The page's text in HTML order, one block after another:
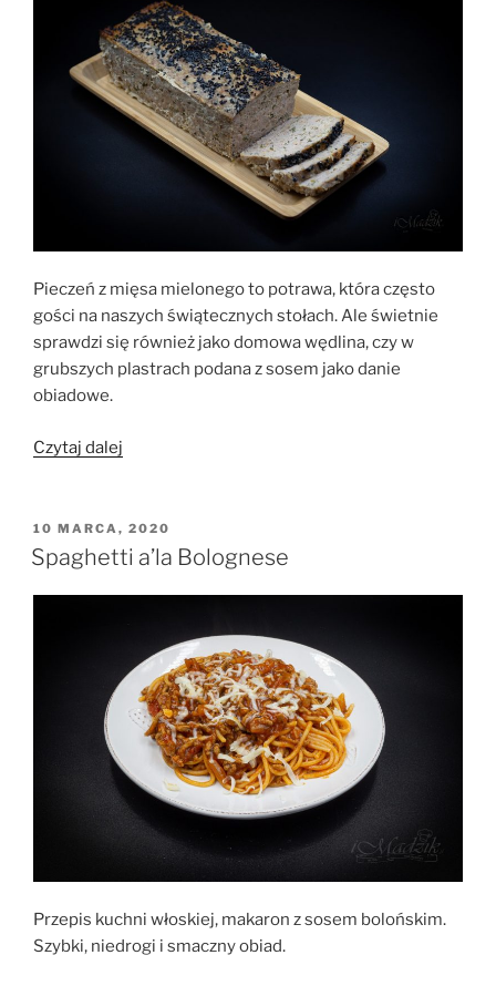
Pieczeń z mięsa mielonego to potrawa, która często
gości na naszych świątecznych stołach. Ale świetnie
sprawdzi się również jako domowa wędlina, czy w
grubszych plastrach podana z sosem jako danie
obiadowe.
Czytaj dalej
mielonego”
OPUBLIKOWANE
W
10 MARCA, 2020
Spaghetti a’la Bolognese
Przepis kuchni włoskiej, makaron z sosem bolońskim.
Szybki, niedrogi i smaczny obiad.